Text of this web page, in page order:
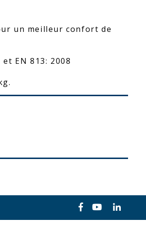
un meilleur confort de
EN 813: 2008